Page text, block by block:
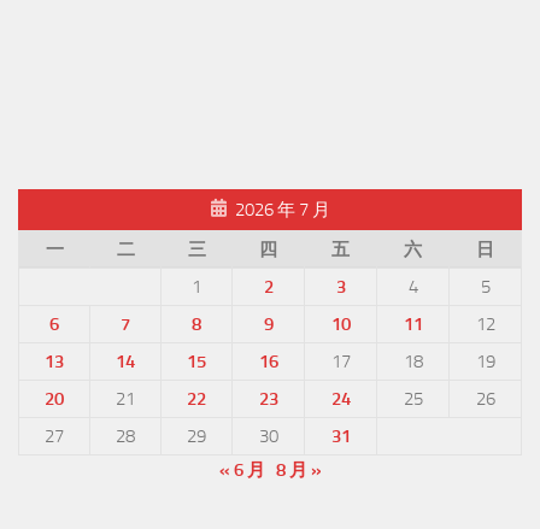
2026 年 7 月
一
二 三 四 五 六
日
1
2 3 4
5
6
7 8 9 10 11
12
13
14 15 16 17 18
19
20
21 22 23 24 25
26
27
28 29 30
31
« 6 月
8 月 »